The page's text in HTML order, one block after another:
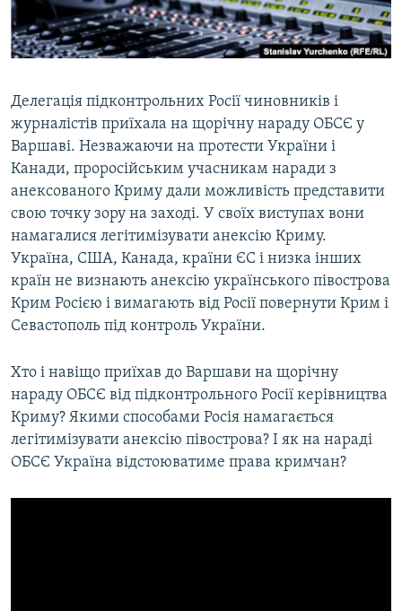
ВІДЕОУРОКИ «ELIFBE»
СВІДЧЕННЯ ОКУПАЦІЇ
Русский
Qırımtatar
ДОЛУЧАЙСЯ!
Усі сайти RFE/RL
Делегація підконтрольних Росії чиновників і
журналістів приїхала на щорічну нараду ОБСЄ у
Варшаві. Незважаючи на протести України і
Канади, проросійським учасникам наради з
анексованого Криму дали можливість представити
свою точку зору на заході. У своїх виступах вони
намагалися легітимізувати анексію Криму.
Україна, США, Канада, країни ЄС і низка інших
країн не визнають анексію українського півострова
Крим Росією і вимагають від Росії повернути Крим і
Севастополь під контроль України.
Хто і навіщо приїхав до Варшави на щорічну
нараду ОБСЄ від підконтрольного Росії керівництва
Криму? Якими способами Росія намагається
легітимізувати анексію півострова? І як на нараді
ОБСЄ Україна відстоюватиме права кримчан?